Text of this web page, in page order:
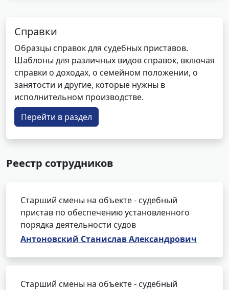
Справки
Образцы справок для судебных приставов.
Шаблоны для различных видов справок, включая
справки о доходах, о семейном положении, о
занятости и другие, которые нужны в
исполнительном производстве.
Перейти в раздел
Реестр сотрудников
Старший смены на объекте - судебный
пристав по обеспечению установленного
порядка деятельности судов
Антоновский Станислав Александрович
Старший смены на объекте - судебный